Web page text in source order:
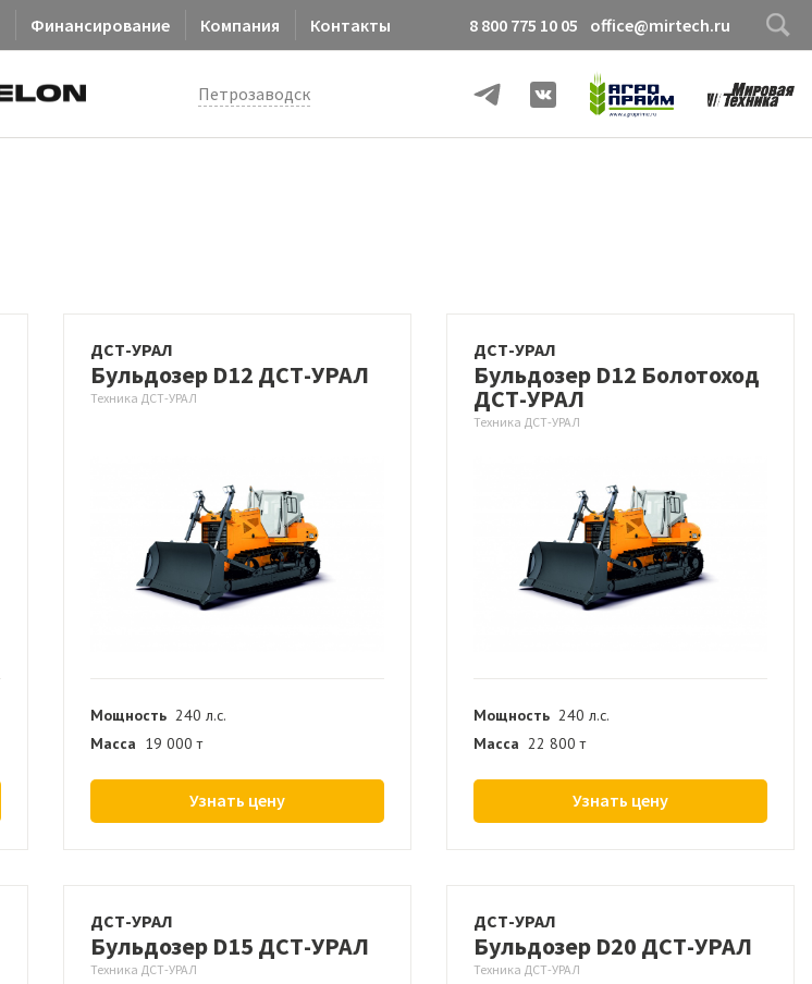
Финансирование Компания Контакты 8 800 775 10 05 office@mirtech.ru
Петрозаводск
ДСТ-УРАЛ
Бульдозер D12 ДСТ-УРАЛ
Техника ДСТ-УРАЛ
Мощность 240 л.с.
Масса 19 000 т
Узнать цену
ДСТ-УРАЛ
Бульдозер D12 Болотоход
ДСТ-УРАЛ
Техника ДСТ-УРАЛ
Мощность 240 л.с.
Масса 22 800 т
Узнать цену
ДСТ-УРАЛ
Бульдозер D15 ДСТ-УРАЛ
Техника ДСТ-УРАЛ
ДСТ-УРАЛ
Бульдозер D20 ДСТ-УРАЛ
Техника ДСТ-УРАЛ